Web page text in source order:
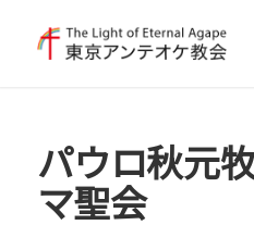
パウロ秋元
マ聖会